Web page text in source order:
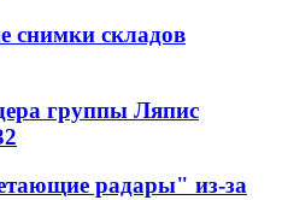
снимки складов
группы Ляпис
радары" из-за